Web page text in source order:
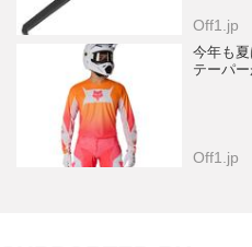
Off1.jp
今年も
テーパ
Off1.jp